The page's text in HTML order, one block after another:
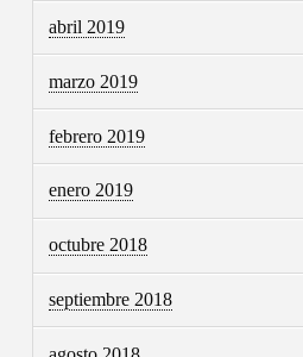
abril 2019
marzo 2019
febrero 2019
enero 2019
octubre 2018
septiembre 2018